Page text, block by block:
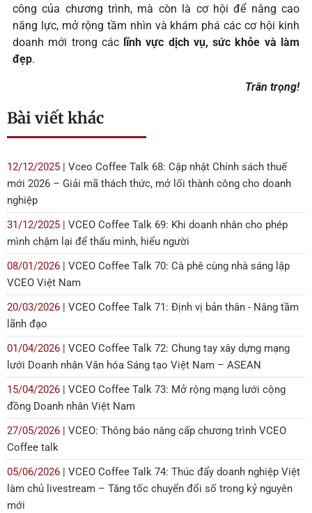
công của chương trình, mà còn là cơ hội để nâng cao
năng lực, mở rộng tầm nhìn và khám phá các cơ hội kinh
doanh mới trong cáclĩnh vực dịch vụ, sức khỏe và làm
đẹp.
Trân trọng!
Bài viết khác
12/12/2025 | Vceo Coffee Talk 68: Cập nhật Chính sách thuế
mới 2026 – Giải mã thách thức, mở lối thành công cho doanh
nghiệp
31/12/2025 | VCEO Coffee Talk 69: Khi doanh nhân cho phép
mình chậm lại để thấu mình, hiểu người
08/01/2026 | VCEO Coffee Talk 70: Cà phê cùng nhà sáng lập
VCEO Việt Nam
20/03/2026 | VCEO Coffee Talk 71: Định vị bản thân - Nâng tầm
lãnh đạo
01/04/2026 | VCEO Coffee Talk 72: Chung tay xây dựng mạng
lưới Doanh nhân Văn hóa Sáng tạo Việt Nam – ASEAN
15/04/2026 | VCEO Coffee Talk 73: Mở rộng mạng lưới cộng
đồng Doanh nhân Việt Nam
27/05/2026 | VCEO: Thông báo nâng cấp chương trình VCEO
Coffee talk
05/06/2026 | VCEO Coffee Talk 74: Thúc đẩy doanh nghiệp Việt
làm chủ livestream – Tăng tốc chuyển đổi số trong kỷ nguyên
mới